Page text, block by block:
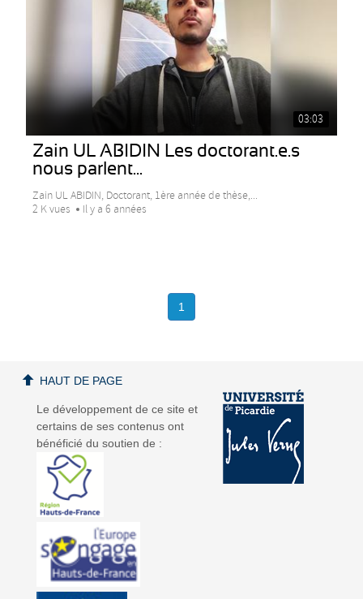
03:03
Zain UL ABIDIN Les doctorant.e.s
nous parlent...
Zain UL ABIDIN, Doctorant, 1ère année de thèse,...
2 K vues
Il y a 6 années
1
Le développement de ce site et
certains de ses contenus ont
bénéficié du soutien de :
HAUT DE PAGE